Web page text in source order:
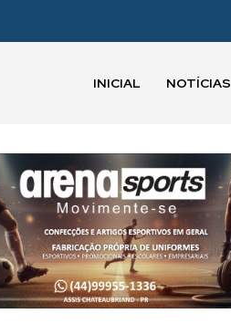
INICIAL NOTÍCIAS